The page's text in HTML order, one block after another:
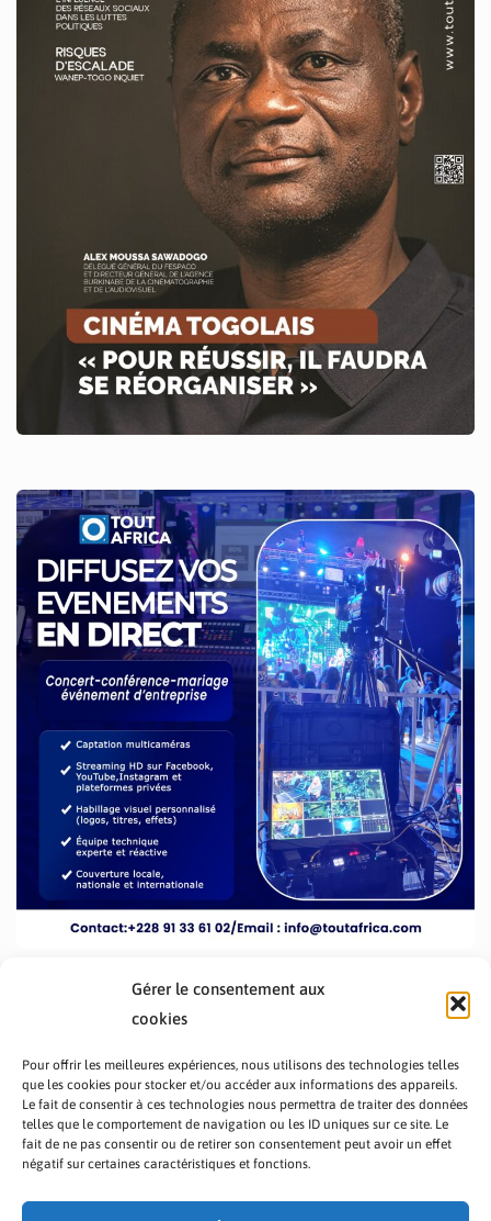
Gérer le consentement aux
cookies
Pour offrir les meilleures expériences, nous utilisons des technologies telles
que les cookies pour stocker et/ou accéder aux informations des appareils.
Le fait de consentir à ces technologies nous permettra de traiter des données
telles que le comportement de navigation ou les ID uniques sur ce site. Le
fait de ne pas consentir ou de retirer son consentement peut avoir un effet
négatif sur certaines caractéristiques et fonctions.
PRÉSENTATION TOUTAFRICA
A PROPOS